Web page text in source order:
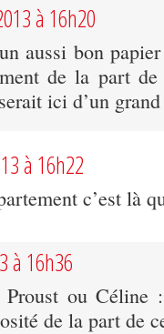
à 16h20
aussi bon
de la part
ici d’un
à 16h22
c’est là
à 16h36
Proust ou
de la part de